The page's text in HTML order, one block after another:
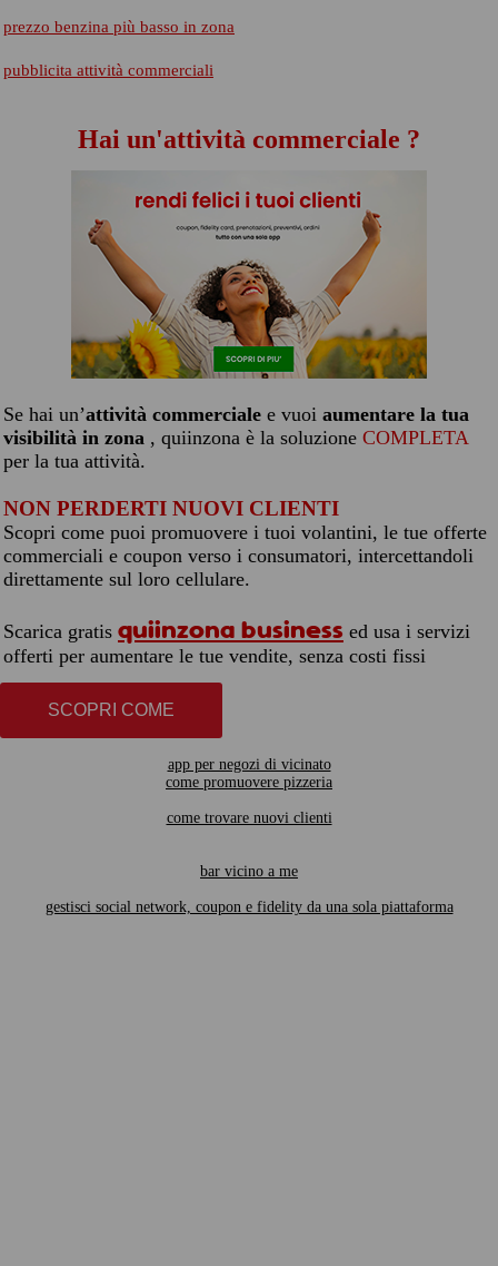
prezzo benzina più basso in zona
pubblicita attività commerciali
Hai un'attività commerciale ?
Se hai un’attività commerciale e vuoi aumentare la tua
visibilità in zona , quiinzona è la soluzione COMPLETA
per la tua attività.
NON PERDERTI NUOVI CLIENTI
Scopri come puoi promuovere i tuoi volantini, le tue offerte
commerciali e coupon verso i consumatori, intercettandoli
direttamente sul loro cellulare.
Scarica gratis quiinzona business ed usa i servizi
offerti per aumentare le tue vendite, senza costi fissi
SCOPRI COME
app per negozi di vicinato
come promuovere pizzeria
come trovare nuovi clienti
bar vicino a me
gestisci social network, coupon e fidelity da una sola piattaforma